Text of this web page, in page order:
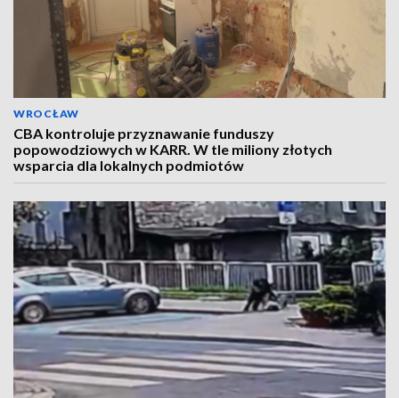
WROCŁAW
CBA kontroluje przyznawanie funduszy
popowodziowych w KARR. W tle miliony złotych
wsparcia dla lokalnych podmiotów